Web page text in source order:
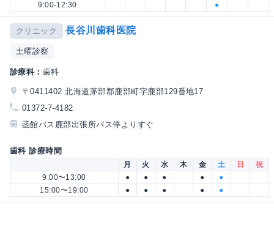
9:00-12:30
●
クリニック 長谷川歯科医院
土曜診察
診療科： 歯科
〒0411402 北海道茅部郡鹿部町字鹿部129番地17
01372-7-4182
函館バス鹿部出張所バス停よりすぐ
歯科 診療時間
月 火 水 木 金 土 日
祝
9:00〜13:00
● ● ● ●
●
15:00〜19:00
● ● ● ● ●